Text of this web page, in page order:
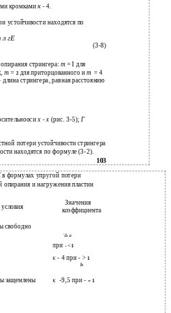
кромками к - 4.
устойчивости находятся по
л гЕ
(3-8)
стрингера: т = I для
т= 2 для приторцованного ит = 4
стрингера, равная расстоянию
х - х (рис. 3-5);Г
потери устойчивости стрингера
находятся по формуле (3-2).
103
в формулах упругой потери
опирания и нагружения пластин
свободно
защемлены
Значения
коэффициента
\Ь а
при - < 1
К - 4 при - >1
ь
К -9,5 при -= 1